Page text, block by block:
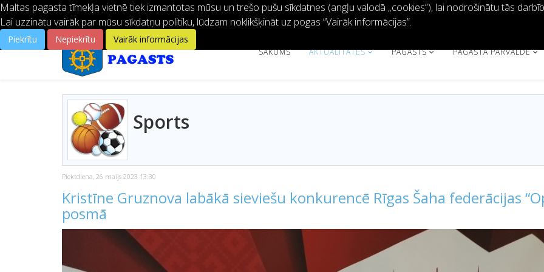
SĀKUMS AKTUALITĀTES PAGASTS PAGASTA PĀRVALDE
Sports
Piektdiena, 26 maijs 2023 13:30
Kristīne Gruznova labākā sieviešu konkurencē Rīgas Šaha federācijas
posmā
Maltas pagasta tīmekļa vietnē tiek izmantotas mūsu un trešo pušu sīkdatnes (angļu valodā „cookies”), lai nodrošinātu tās
Lai uzzinātu vairāk par mūsu sīkdatņu politiku, lūdzam noklikšķināt uz pogas “Vairāk informācijas”.
Piekrītu Nepiekrītu Vairāk informācijas